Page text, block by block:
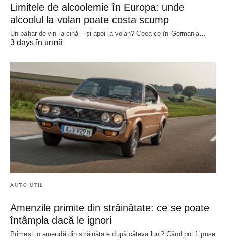
Limitele de alcoolemie în Europa: unde
alcoolul la volan poate costa scump
Un pahar de vin la cină – și apoi la volan? Ceea ce în Germania…
3 days în urmă
AUTO UTIL
Amenzile primite din străinătate: ce se poate
întâmpla dacă le ignori
Primești o amendă din străinătate după câteva luni? Când pot fi puse